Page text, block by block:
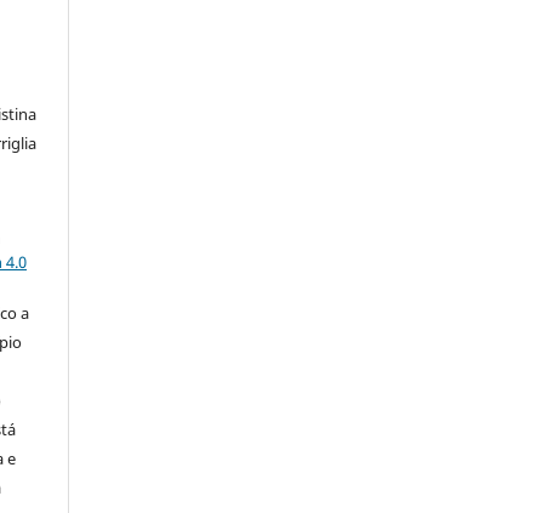
4.0
a
e